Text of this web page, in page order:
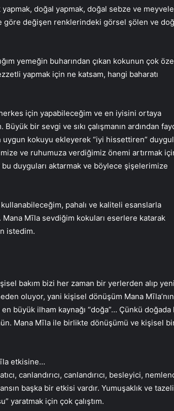
doğal yapmak, doğal sebze ve
göre değişen renklerindeki görsel şölen ve
yemeğin buharından çıkan kokunun çok
yapmak için ne katsam, hangi baharatı
için yapabileceğim ve en iyisini ortaya
bir sevgi ve sıkı çalışmanın ardından
uygun kokuyu ekleyerek “iyi hissettiren”
ve ruhumuza verdiğimiz önemi artırmak
duyguları aktarmak ve böylece şişelerimize
kullanabileceğim, pahalı ve kaliteli esanslarla
Mana Mīla sevdiğim kokuları eserlere katarak
istedim.
bakım bizi her zaman bir yerlerden alıp yeni
oluyor, yani kişisel dönüşüm Mana Mīla’nın
büyük ilham kaynağı “doğa”… Çünkü doğada
Mana Mīla ile birlikte dönüşümü ve kişisel
etkisine…
canlandırıcı, canlandırıcı, besleyici,
başka bir etkisi vardır. Yumuşaklık ve
yaratmak için çok çalıştım.